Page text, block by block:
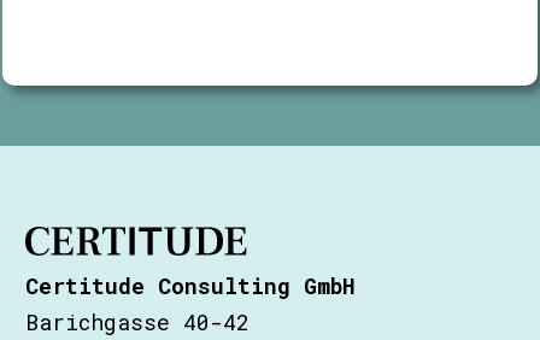
Certitude Consulting GmbH
Barichgasse 40-42